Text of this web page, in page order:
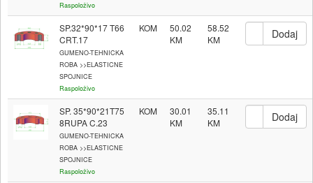
Raspoloživo
SP.32*90*17 T66
CRT.17
GUMENO-TEHNICKA
ROBA >>ELASTICNE
SPOJNICE
Raspoloživo
KOM 50.02 58.52
SP. 35*90*21T75
8RUPA C.23
GUMENO-TEHNICKA
ROBA >>ELASTICNE
SPOJNICE
Raspoloživo
KOM 30.01 35.11